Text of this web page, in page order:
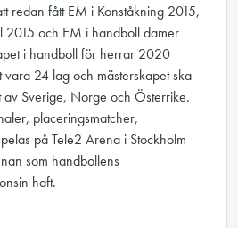
redan fått EM i Konståkning 2015,
2015 och EM i handboll damer
i handboll för herrar 2020
vara 24 lag och mästerskapet ska
av Sverige, Norge och Österrike.
placeringsmatcher,
på Tele2 Arena i Stockholm
som handbollens
haft.